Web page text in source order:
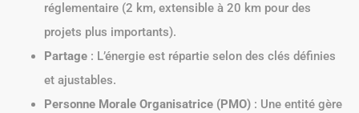
réglementaire (2 km, extensible à 20 km pour des
projets plus importants).
Partage : L’énergie est répartie selon des clés définies
et ajustables.
Personne Morale Organisatrice (PMO) : Une entité gère